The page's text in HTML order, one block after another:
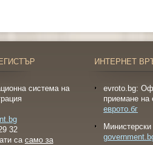
система на
32
са само за
ИНТЕРНЕТ
evroto.bg:
приемане на
еврото.бг